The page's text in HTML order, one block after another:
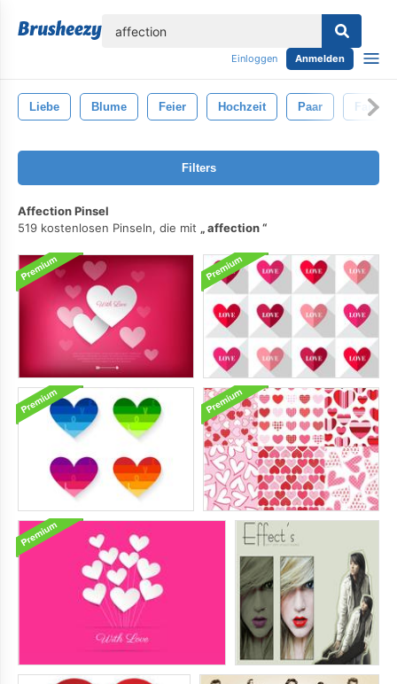
Einloggen Anmelden
Liebe Blume Feier Hochzeit Paar Familie
Filters
Affection Pinsel
519 kostenlosen Pinseln, die mit
affection